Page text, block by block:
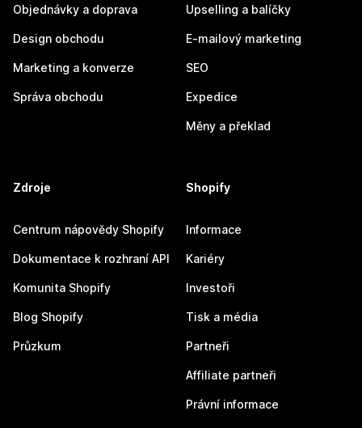
Objednávky a doprava
Design obchodu
Marketing a konverze
Správa obchodu
Upselling a balíčky
E-mailový marketing
SEO
Expedice
Měny a překlad
Zdroje
Centrum nápovědy Shopify
Dokumentace k rozhraní API
Komunita Shopify
Blog Shopify
Průzkum
Shopify
Informace
Kariéry
Investoři
Tisk a média
Partneři
Affiliate partneři
Právní informace